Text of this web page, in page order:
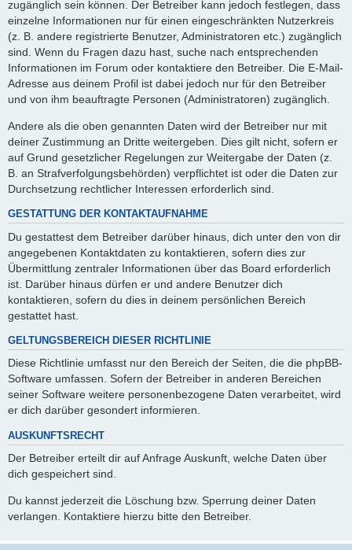
zugänglich sein können. Der Betreiber kann jedoch festlegen, dass
einzelne Informationen nur für einen eingeschränkten Nutzerkreis
(z. B. andere registrierte Benutzer, Administratoren etc.) zugänglich
sind. Wenn du Fragen dazu hast, suche nach entsprechenden
Informationen im Forum oder kontaktiere den Betreiber. Die E-Mail-
Adresse aus deinem Profil ist dabei jedoch nur für den Betreiber
und von ihm beauftragte Personen (Administratoren) zugänglich.
Andere als die oben genannten Daten wird der Betreiber nur mit
deiner Zustimmung an Dritte weitergeben. Dies gilt nicht, sofern er
auf Grund gesetzlicher Regelungen zur Weitergabe der Daten (z.
B. an Strafverfolgungsbehörden) verpflichtet ist oder die Daten zur
Durchsetzung rechtlicher Interessen erforderlich sind.
GESTATTUNG DER KONTAKTAUFNAHME
Du gestattest dem Betreiber darüber hinaus, dich unter den von dir
angegebenen Kontaktdaten zu kontaktieren, sofern dies zur
Übermittlung zentraler Informationen über das Board erforderlich
ist. Darüber hinaus dürfen er und andere Benutzer dich
kontaktieren, sofern du dies in deinem persönlichen Bereich
gestattet hast.
GELTUNGSBEREICH DIESER RICHTLINIE
Diese Richtlinie umfasst nur den Bereich der Seiten, die die phpBB-
Software umfassen. Sofern der Betreiber in anderen Bereichen
seiner Software weitere personenbezogene Daten verarbeitet, wird
er dich darüber gesondert informieren.
AUSKUNFTSRECHT
Der Betreiber erteilt dir auf Anfrage Auskunft, welche Daten über
dich gespeichert sind.
Du kannst jederzeit die Löschung bzw. Sperrung deiner Daten
verlangen. Kontaktiere hierzu bitte den Betreiber.